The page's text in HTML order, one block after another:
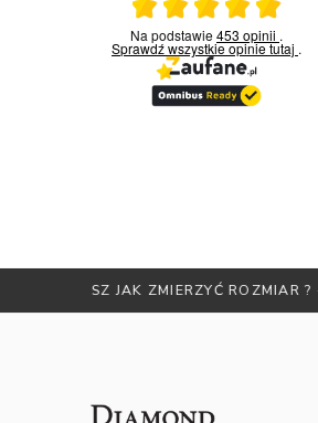
Ocena
Na podstawie453 opinii .
Sprawdź wszystkie opinietutaj .
23.03.2026
Bardzo miła i kompetentna
Polecam
Remigiusz D.